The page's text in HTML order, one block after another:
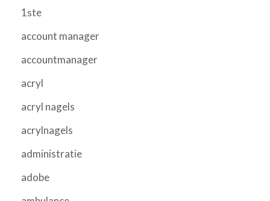
1ste
account manager
accountmanager
acryl
acryl nagels
acrylnagels
administratie
adobe